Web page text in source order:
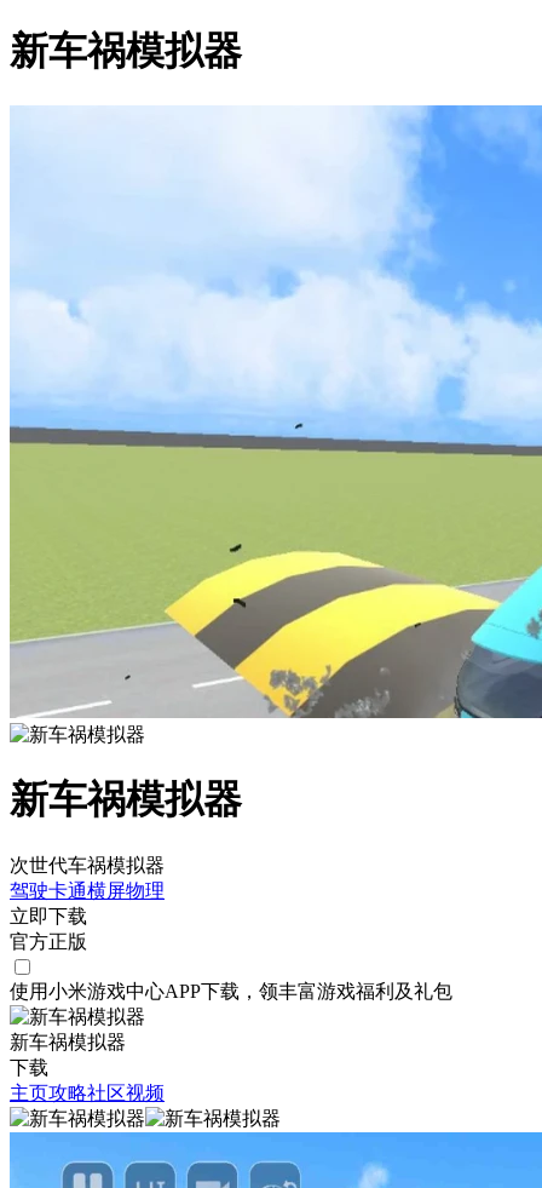
新车祸模拟器
新车祸模拟器
次世代车祸模拟器
驾驶卡通横屏物理
立即下载
官方正版
使用小米游戏中心APP下载 ，领丰富游戏福利 及礼包
新车祸模拟器
下载
主页攻略社区视频